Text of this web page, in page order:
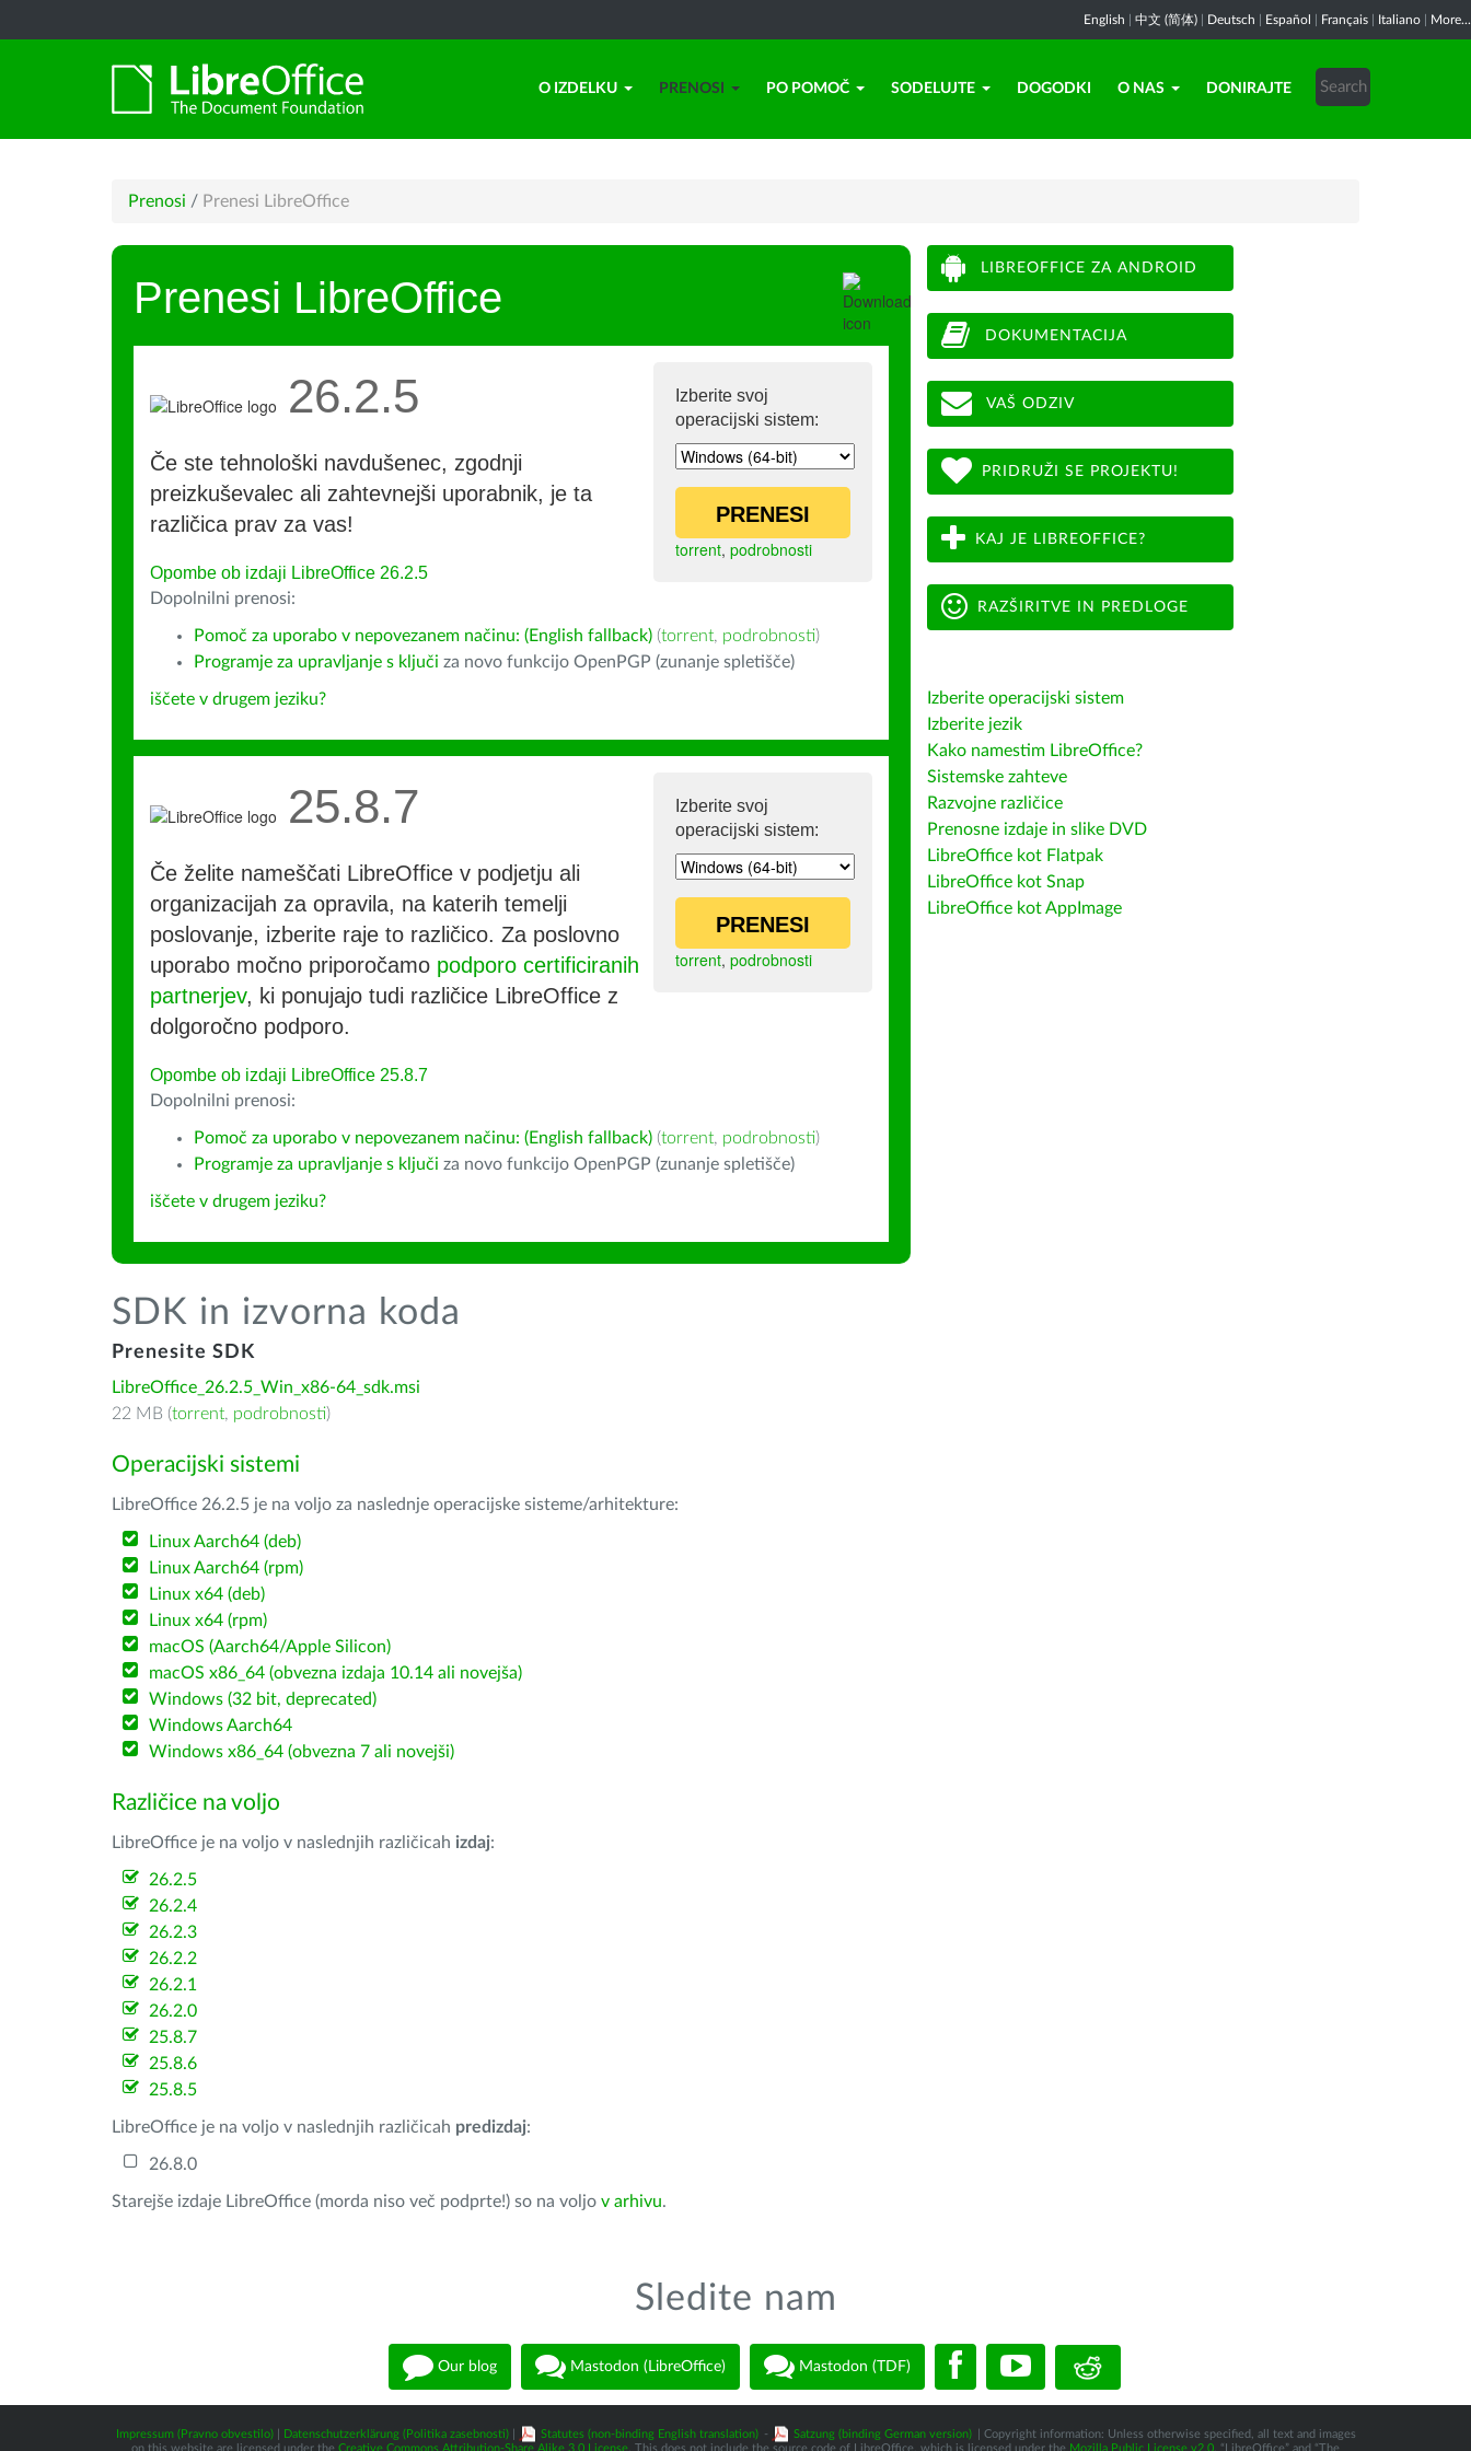
English 中文 (简体) Deutsch Español Français Italiano More...
O IZDELKU PRENOSI PO POMOČ SODELUJTE DOGODKI O NAS DONIRAJTE
Prenosi / Prenesi LibreOffice
Prenesi LibreOffice
Izberite svoj
operacijski sistem:
PRENESI
torrent, podrobnosti
26.2.5
Če ste tehnološki navdušenec, zgodnji
preizkuševalec ali zahtevnejši uporabnik, je ta
različica prav za vas!
Opombe ob izdaji LibreOffice 26.2.5
Dopolnilni prenosi:
Pomoč za uporabo v nepovezanem načinu: (English fallback) (torrent, podrobnosti)
Programje za upravljanje s ključi za novo funkcijo OpenPGP (zunanje spletišče)
iščete v drugem jeziku?
Izberite svoj
operacijski sistem:
PRENESI
torrent, podrobnosti
25.8.7
Če želite nameščati LibreOffice v podjetju ali
organizacijah za opravila, na katerih temelji
poslovanje, izberite raje to različico. Za poslovno
uporabo močno priporočamo podporo certificiranih
partnerjev, ki ponujajo tudi različice LibreOffice z
dolgoročno podporo.
Opombe ob izdaji LibreOffice 25.8.7
Dopolnilni prenosi:
Pomoč za uporabo v nepovezanem načinu: (English fallback) (torrent, podrobnosti)
Programje za upravljanje s ključi za novo funkcijo OpenPGP (zunanje spletišče)
iščete v drugem jeziku?
SDK in izvorna koda
Prenesite SDK
LibreOffice_26.2.5_Win_x86-64_sdk.msi
22 MB (torrent, podrobnosti)
Operacijski sistemi
LibreOffice 26.2.5 je na voljo za naslednje operacijske sisteme/arhitekture:
Linux Aarch64 (deb)
Linux Aarch64 (rpm)
Linux x64 (deb)
Linux x64 (rpm)
macOS (Aarch64/Apple Silicon)
macOS x86_64 (obvezna izdaja 10.14 ali novejša)
Windows (32 bit, deprecated)
Windows Aarch64
Windows x86_64 (obvezna 7 ali novejši)
Različice na voljo
LibreOffice je na voljo v naslednjih različicah izdaj:
26.2.5
26.2.4
26.2.3
26.2.2
26.2.1
26.2.0
25.8.7
25.8.6
25.8.5
LibreOffice je na voljo v naslednjih različicah predizdaj:
26.8.0
Starejše izdaje LibreOffice (morda niso več podprte!) so na voljo v arhivu.
LIBREOFFICE ZA ANDROID
DOKUMENTACIJA
VAŠ ODZIV
PRIDRUŽI SE PROJEKTU!
KAJ JE LIBREOFFICE?
RAZŠIRITVE IN PREDLOGE
Izberite operacijski sistem
Izberite jezik
Kako namestim LibreOffice?
Sistemske zahteve
Razvojne različice
Prenosne izdaje in slike DVD
LibreOffice kot Flatpak
LibreOffice kot Snap
LibreOffice kot AppImage
Sledite nam
Our blog Mastodon (LibreOffice) Mastodon (TDF)
Impressum (Pravno obvestilo)| Datenschutzerklärung (Politika zasebnosti)| Statutes (non-binding English translation) - Satzung (binding German version)
| Copyright information: Unless otherwise specified, all text and images
on this website are licensed under the Creative Commons Attribution-Share Alike 3.0 License . This does not include the source code of LibreOffice, which is licensed under the Mozilla Public License v2.0 . “LibreOffice” and “The